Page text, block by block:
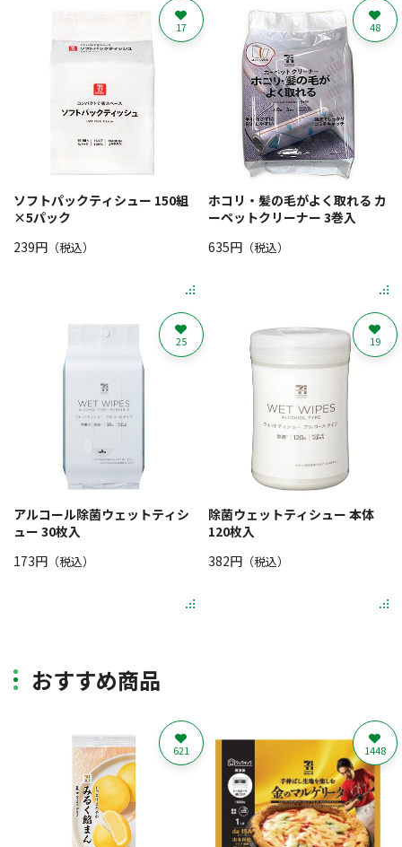
ソフトパックティシュー 150組
×5パック
239円 （税込）
17
ホコリ・髪の毛がよく取れる カ
ーペットクリーナー 3巻入
635円（税込）
48
アルコール除菌ウェットティシ
ュー 30枚入
173円 （税込）
25
除菌ウェットティシュー 本体
120枚入
382円（税込）
19
おすすめ商品
621 1448